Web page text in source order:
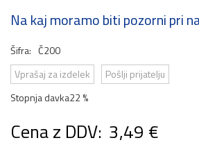
Na kaj moramo biti pozorni pri
Šifra: Č200
Vprašaj za izdelek
Pošlji prijatelju
Stopnja davka22 %
Cena z DDV: 3,49 €